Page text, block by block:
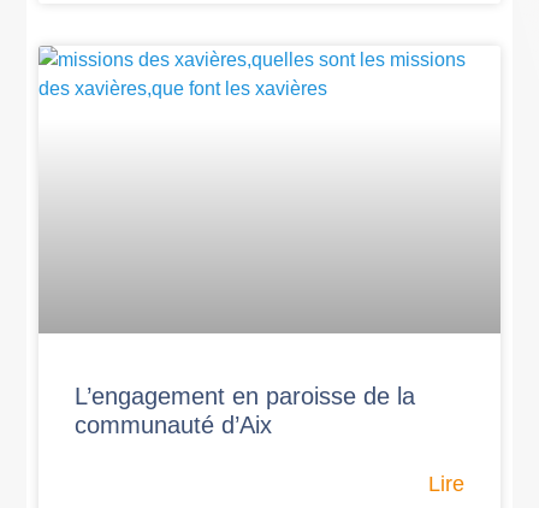
L’engagement en paroisse de la
communauté d’Aix
Lire